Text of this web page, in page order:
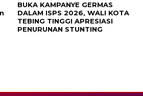
BUKA KAMPANYE GERMAS
DALAM ISPS 2026, WALI KOTA
TEBING TINGGI APRESIASI
PENURUNAN STUNTING